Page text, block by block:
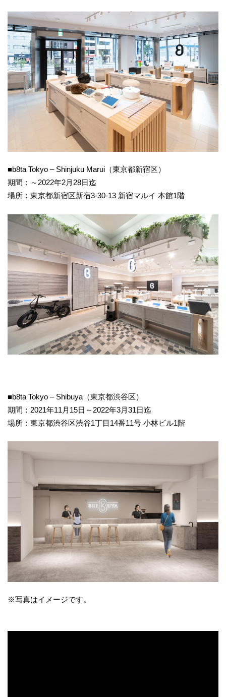
■b8ta Tokyo – Shinjuku Marui（東京都新宿区）
期間：～2022年2月28日迄
場所：東京都新宿区新宿3-30-13 新宿マルイ 本館1階
■b8ta Tokyo – Shibuya（東京都渋谷区）
期間：2021年11月15日～2022年3月31日迄
場所：東京都渋谷区渋谷1丁目14番11号 小林ビル1階
※写真はイメージです。